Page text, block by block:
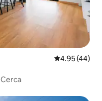
Calificación
4.95 (44)
Cerca